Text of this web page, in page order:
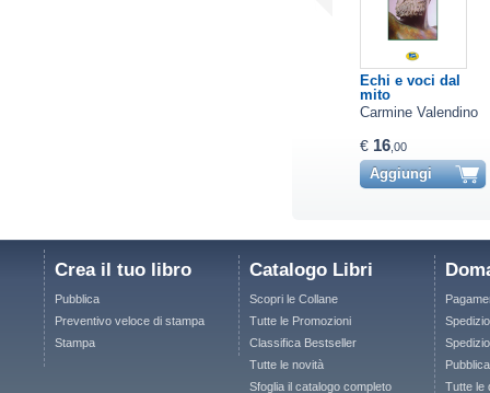
Echi e voci dal
mito
Carmine Valendino
€ 16,00
Aggiungi
Crea il tuo libro
Pubblica
Preventivo veloce di stampa
Stampa
Catalogo Libri
Scopri le Collane
Tutte le Promozioni
Classifica Bestseller
Tutte le novità
Sfoglia il catalogo completo
Tutte le